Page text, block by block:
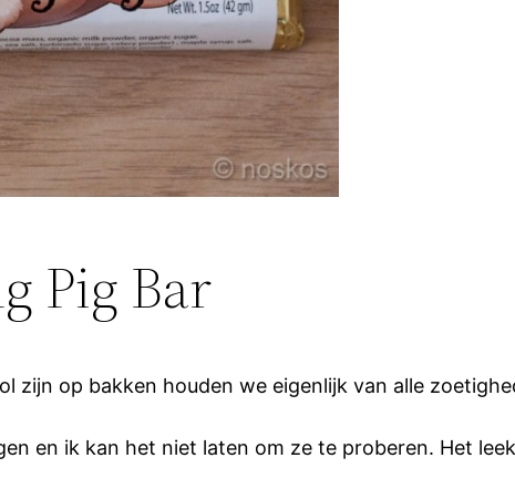
Pig Bar
zijn op bakken houden we eigenlijk van alle
en ik kan het niet laten om ze te proberen. Het